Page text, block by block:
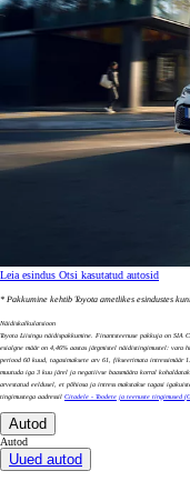
Leia esindus Otsi kasutatud autosid
* Pakkumine kehtib Toyota ametlikes esindustes
Näidiskalkulatsioon
Toyota Liisingu näidispakkumine. Finantsteenuse pakkuja on
esialgne määr on 4,46% aastas järgmistel näidistingimustel: vara
periood 60 kuud, tagasimaksete arv 61, fikseerimata
muutuda iga 3 kuu järel ja negatiivse baasmäära korral
arvestatud eeldusel, et põhiosa ja intress makstakse tagasi
tingimustega aadressil Citadele - Toodete ja teenuste tingimused
Autod
Autod
Uued autod